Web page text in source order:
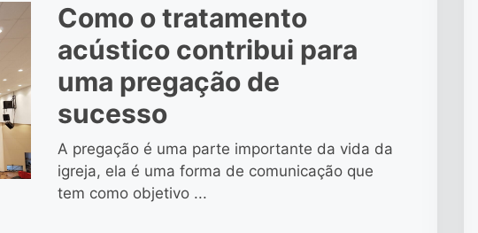
Como o tratamento
acústico contribui para
uma pregação de
sucesso
A pregação é uma parte importante da vida da
igreja, ela é uma forma de comunicação que
tem como objetivo ...